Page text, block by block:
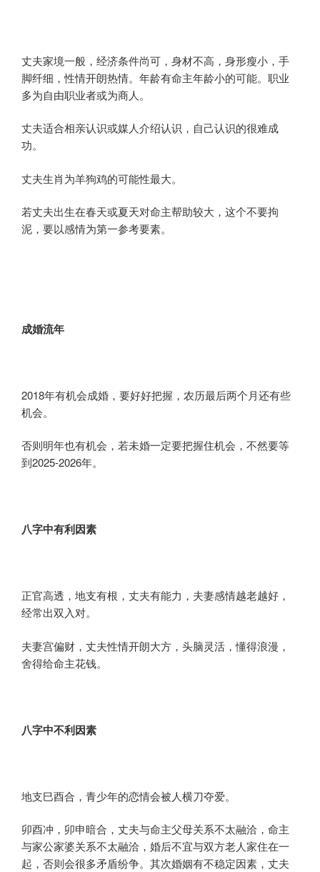
丈夫家境一般，经济条件尚可，身材不高，身形瘦小，手
脚纤细，性情开朗热情。年龄有命主年龄小的可能。职业
多为自由职业者或为商人。
丈夫适合相亲认识或媒人介绍认识，自己认识的很难成
功。
丈夫生肖为羊狗鸡的可能性最大。
若丈夫出生在春天或夏天对命主帮助较大，这个不要拘
泥，要以感情为第一参考要素。
成婚流年
2018年有机会成婚，要好好把握，农历最后两个月还有些
机会。
否则明年也有机会，若未婚一定要把握住机会，不然要等
到2025-2026年。
八字中有利因素
正官高透，地支有根，丈夫有能力，夫妻感情越老越好，
经常出双入对。
夫妻宫偏财，丈夫性情开朗大方，头脑灵活，懂得浪漫，
舍得给命主花钱。
八字中不利因素
地支巳酉合，青少年的恋情会被人横刀夺爱。
卯酉冲，卯申暗合，丈夫与命主父母关系不太融洽，命主
与家公家婆关系不太融洽，婚后不宜与双方老人家住在一
起，否则会很多矛盾纷争。其次婚姻有不稳定因素，丈夫